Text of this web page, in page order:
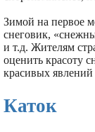
Зимой на первое
снеговик,
и т.д. Жителям
оценить красоту
красивых
Каток